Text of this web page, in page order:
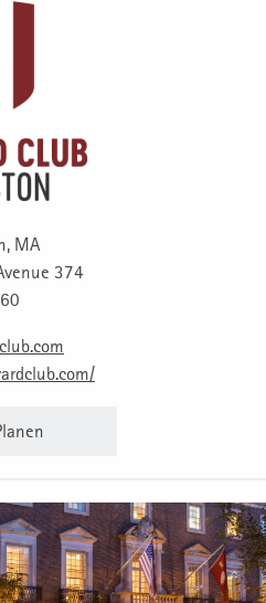
MA
374